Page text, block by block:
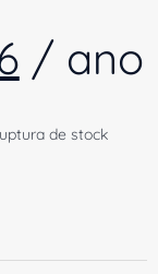
/ ano
de stock